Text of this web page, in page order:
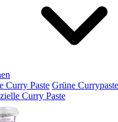
Curry Paste Grüne Currypaste
Curry Paste